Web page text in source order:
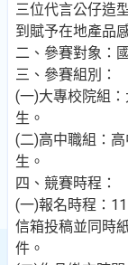
三位代言公仔造
到賦予在地產品
二、參賽對象：
三、參賽組別：
(一)大專校院組
生。
(二)高中職組：
生。
四、競賽時程：
(一)報名時程：
信箱投稿並同時
件。